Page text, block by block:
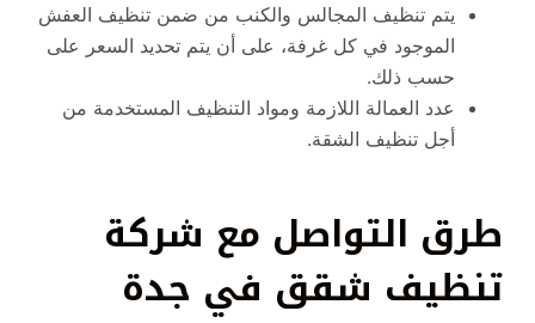
يتم تنظيف المجالس والكنب من ضمن تنظيف العفش
الموجود في كل غرفة، على أن يتم تحديد السعر على
حسب ذلك.
عدد العمالة اللازمة ومواد التنظيف المستخدمة من
أجل تنظيف الشقة.
طرق التواصل مع شركة
تنظيف شقق في جدة